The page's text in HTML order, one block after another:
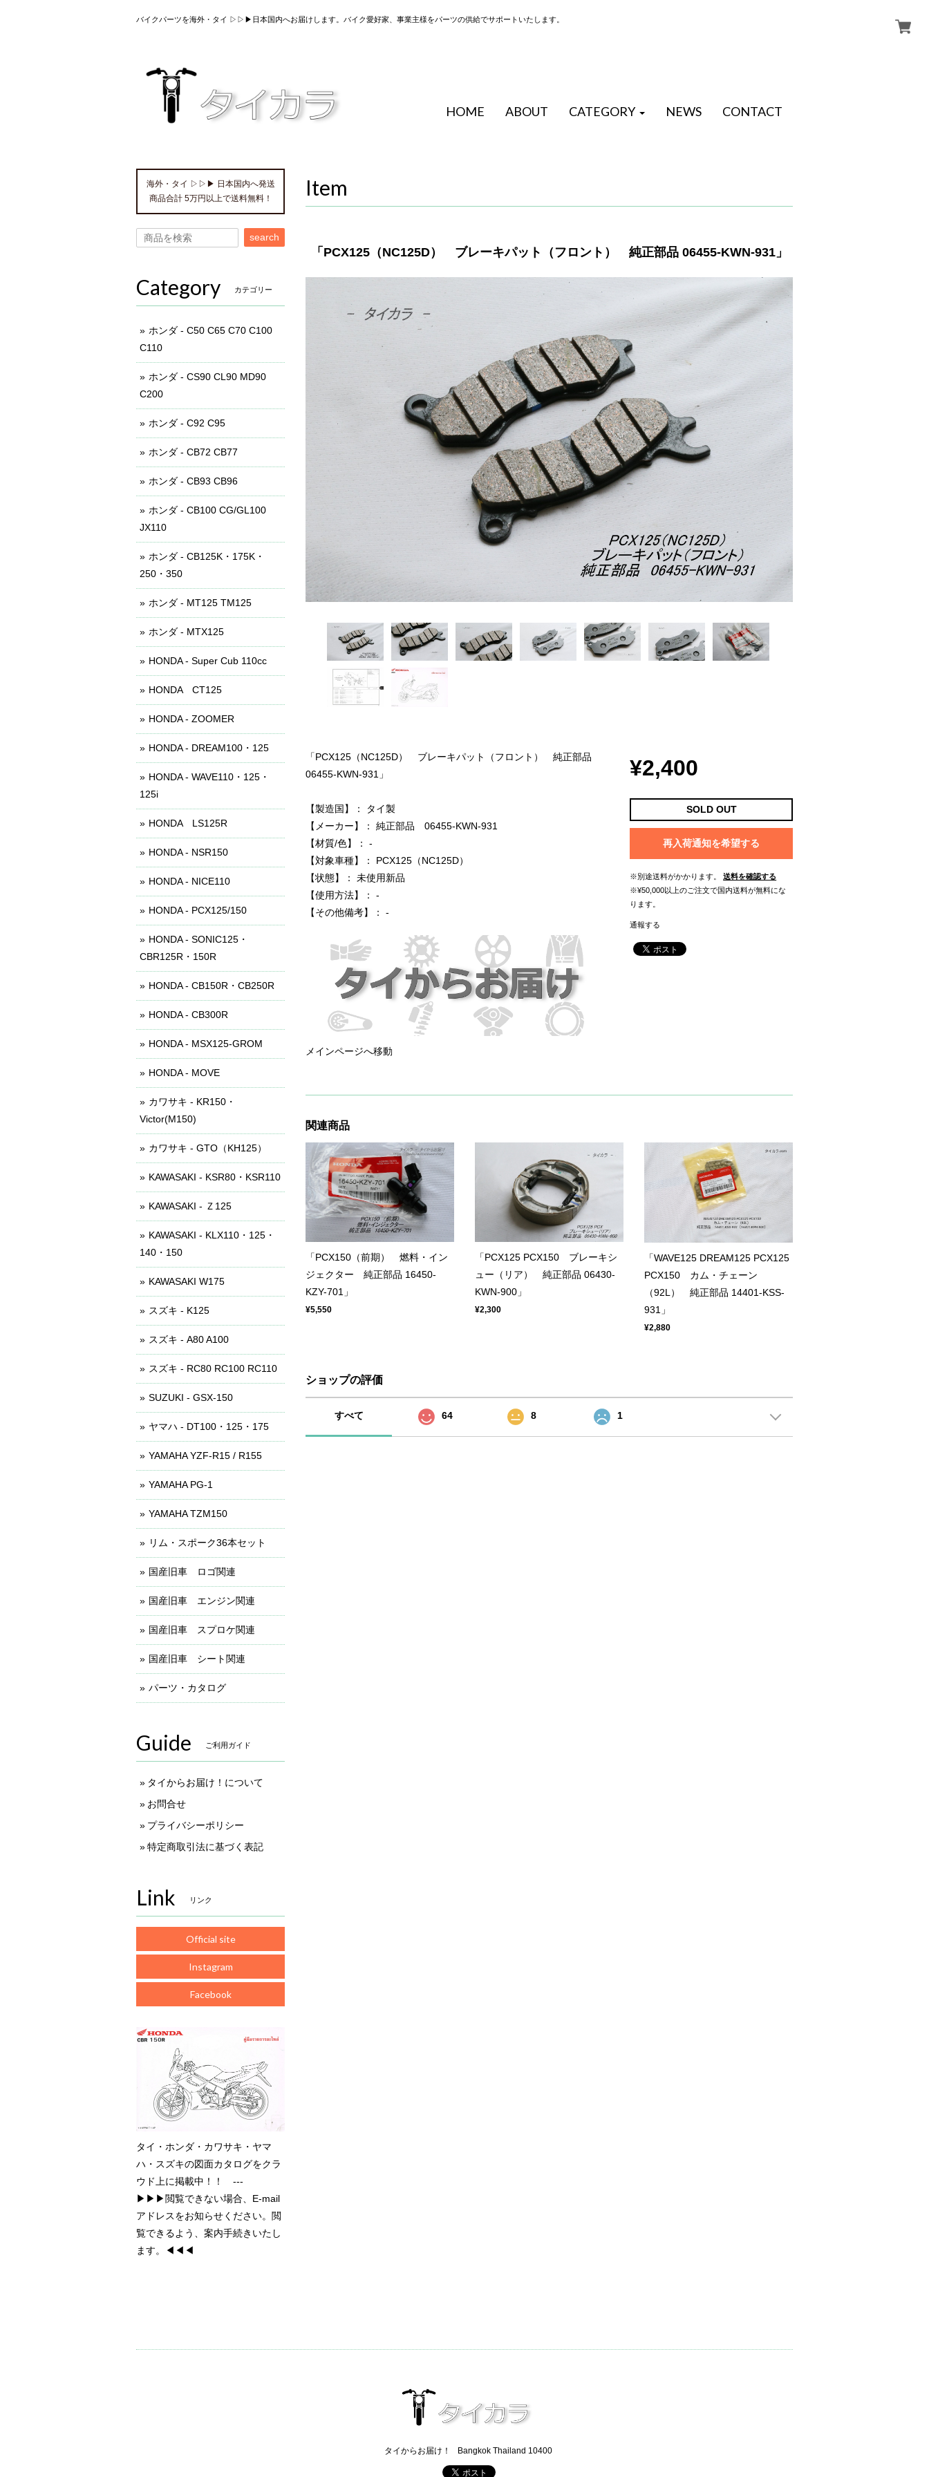
バイクパーツを海外・タイ ▷▷▶日本国内へお届けします。バイク愛好家、事業主様をパーツの供給でサポートいたします。
HOME ABOUT CATEGORY NEWS CONTACT
Item
「PCX125（NC125D） ブレーキパット（フロント） 純正部品 06455-KWN-931」
「PCX125（NC125D） ブレーキパット（フロント） 純正部品
06455-KWN-931」
【製造国】： タイ製
【メーカー】： 純正部品 06455-KWN-931
【材質/色】： -
【対象車種】： PCX125（NC125D）
【状態】： 未使用新品
【使用方法】： -
【その他備考】： -
メインページへ移動
¥2,400
SOLD OUT
再入荷通知を希望する
※別途送料がかかります。
送料を確認する
※¥50,000以上のご注文で国内送料が無料にな
ります。
通報する
関連商品
「PCX150（前期） 燃料・イン
ジェクター 純正部品 16450-
KZY-701」
¥5,550
「PCX125 PCX150 ブレーキシ
ュー（リア） 純正部品 06430-
KWN-900」
¥2,300
「WAVE125 DREAM125 PCX125
PCX150 カム・チェーン
（92L） 純正部品 14401-KSS-
931」
¥2,880
ショップの評価
すべて 64 8 1
海外・タイ ▷▷▶ 日本国内へ発送
商品合計 5万円以上で送料無料！
search
Category カテゴリー
ホンダ - C50 C65 C70 C100
C110
ホンダ - CS90 CL90 MD90
C200
ホンダ - C92 C95
ホンダ - CB72 CB77
ホンダ - CB93 CB96
ホンダ - CB100 CG/GL100
JX110
ホンダ - CB125K・175K・
250・350
ホンダ - MT125 TM125
ホンダ - MTX125
HONDA - Super Cub 110cc
HONDA CT125
HONDA - ZOOMER
HONDA - DREAM100・125
HONDA - WAVE110・125・
125i
HONDA LS125R
HONDA - NSR150
HONDA - NICE110
HONDA - PCX125/150
HONDA - SONIC125・
CBR125R・150R
HONDA - CB150R・CB250R
HONDA - CB300R
HONDA - MSX125-GROM
HONDA - MOVE
カワサキ - KR150・
Victor(M150)
カワサキ - GTO（KH125）
KAWASAKI - KSR80・KSR110
KAWASAKI - Ｚ125
KAWASAKI - KLX110・125・
140・150
KAWASAKI W175
スズキ - K125
スズキ - A80 A100
スズキ - RC80 RC100 RC110
SUZUKI - GSX-150
ヤマハ - DT100・125・175
YAMAHA YZF-R15 / R155
YAMAHA PG-1
YAMAHA TZM150
リム・スポーク36本セット
国産旧車 ロゴ関連
国産旧車 エンジン関連
国産旧車 スプロケ関連
国産旧車 シート関連
パーツ・カタログ
Guide ご利用ガイド
タイからお届け！について
お問合せ
プライバシーポリシー
特定商取引法に基づく表記
Link リンク
Official site
Instagram
Facebook
タイ・ホンダ・カワサキ・ヤマ
ハ・スズキの図面カタログをクラ
ウド上に掲載中！！ ---
▶▶▶閲覧できない場合、E-mail
アドレスをお知らせください。閲
覧できるよう、案内手続きいたし
ます。◀◀◀
タイからお届け！ Bangkok Thailand 10400